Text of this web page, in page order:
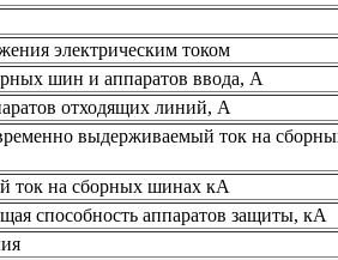
электрическим током
шин и аппаратов ввода, А
отходящих линий, А
выдерживаемый ток на
ток на сборных шинах кА
способность аппаратов защиты, кА